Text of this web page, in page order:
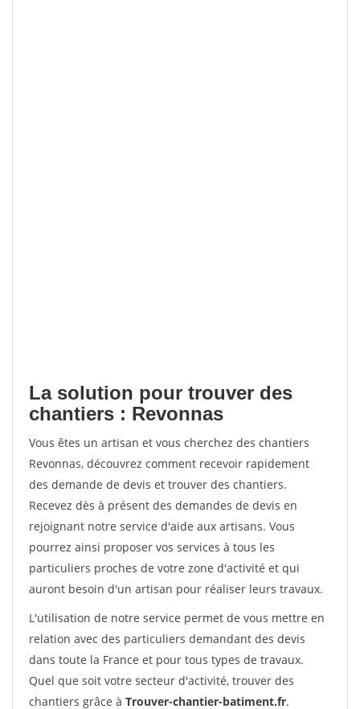
La solution pour trouver des
chantiers : Revonnas
Vous êtes un artisan et vous cherchez des chantiers
Revonnas, découvrez comment recevoir rapidement
des demande de devis et trouver des chantiers.
Recevez dès à présent des demandes de devis en
rejoignant notre service d'aide aux artisans. Vous
pourrez ainsi proposer vos services à tous les
particuliers proches de votre zone d'activité et qui
auront besoin d'un artisan pour réaliser leurs travaux.
L'utilisation de notre service permet de vous mettre en
relation avec des particuliers demandant des devis
dans toute la France et pour tous types de travaux.
Quel que soit votre secteur d'activité, trouver des
chantiers grâce à Trouver-chantier-batiment.fr.